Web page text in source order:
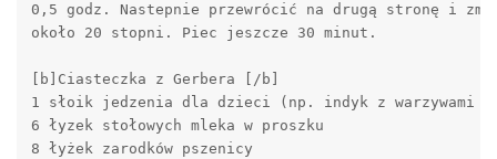
0,5 godz. Nastepnie przewrócić na drugą stronę i
około 20 stopni. Piec jeszcze 30 minut.
[b]Ciasteczka z Gerbera [/b]
1 słoik jedzenia dla dzieci (np. indyk z warzywami
6 łyzek stołowych mleka w proszku
8 łyżek zarodków pszenicy